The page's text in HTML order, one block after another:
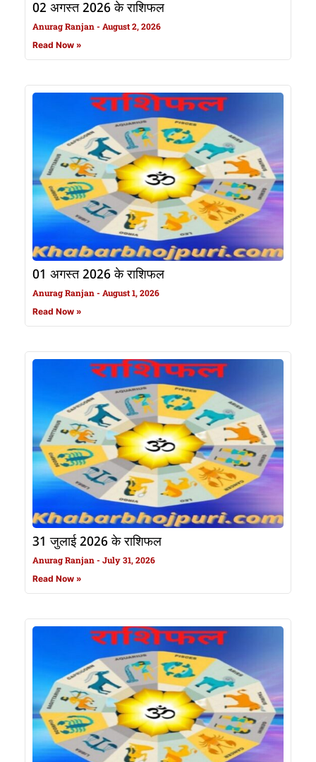
02 अगस्त 2026 के राशिफल
Anurag Ranjan August 2, 2026
Read Now »
01 अगस्त 2026 के राशिफल
Anurag Ranjan August 1, 2026
Read Now »
31 जुलाई 2026 के राशिफल
Anurag Ranjan July 31, 2026
Read Now »